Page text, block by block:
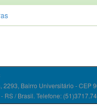
2293, Bairro Universitário - CEP
RS / Brasil. Telefone: